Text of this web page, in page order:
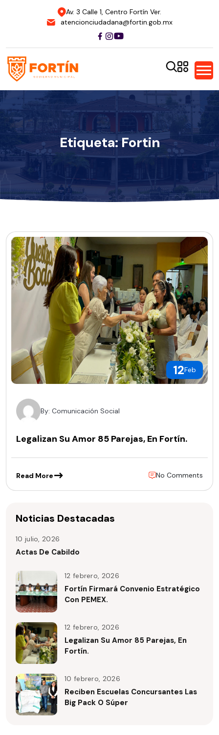
Av. 3 Calle 1, Centro Fortín Ver.
atencionciudadana@fortin.gob.mx
Etiqueta:Fortin
12Feb
By: Comunicación Social
Legalizan Su Amor 85 Parejas, En Fortín.
Read More No Comments
Noticias Destacadas
10 julio, 2026
Actas De Cabildo
12 febrero, 2026
Fortín Firmará Convenio Estratégico
Con PEMEX.
12 febrero, 2026
Legalizan Su Amor 85 Parejas, En
Fortín.
10 febrero, 2026
Reciben Escuelas Concursantes Las
Big Pack O Súper